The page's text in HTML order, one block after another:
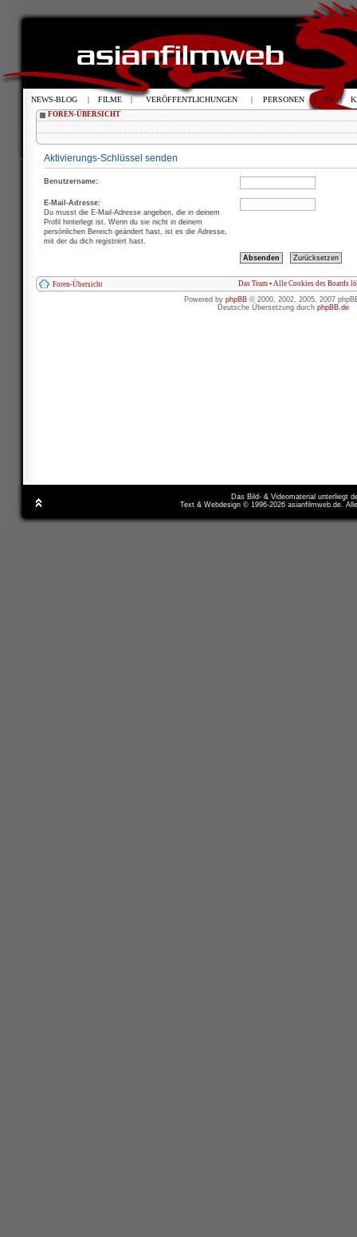
FOREN-ÜBERSICHT
Aktivierungs-Schlüssel senden
Benutzername:
E-Mail-Adresse:
Du musst die E-Mail-Adresse angeben, die in deinem
Profil hinterlegt ist. Wenn du sie nicht in deinem
persönlichen Bereich geändert hast, ist es die Adresse,
mit der du dich registriert hast.
Foren-Übersicht Das Team • Alle Cookies des Boards
Powered by phpBB © 2000, 2002, 2005, 2007
Deutsche Übersetzung durch phpBB.de
Das Bild- & Videomaterial unterliegt
Text & Webdesign © 1996-2026 asianfilmweb.de.
NEWS-BLOG | FILME | VERÖFFENTLICHUNGEN | PERSONEN | TV |